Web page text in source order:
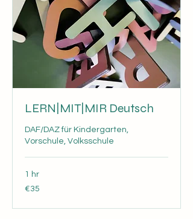
LERN|MIT|MIR Deutsch
DAF/DAZ für Kindergarten,
Vorschule, Volksschule
1 hr
35
euros
€35